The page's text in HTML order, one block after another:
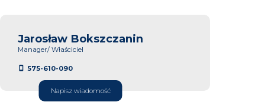
Jarosław Bokszczanin
Manager/ Właściciel
575-610-090
Napisz wiadomość